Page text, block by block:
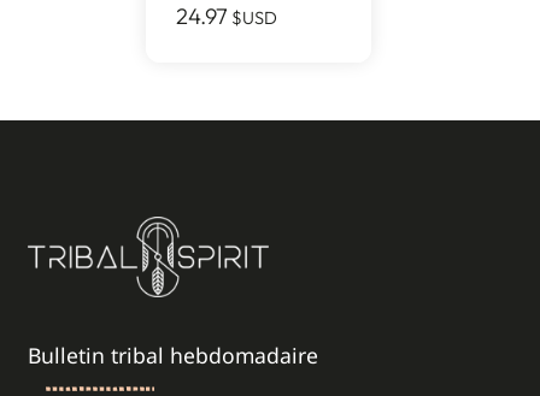
24.97 $USD
Bulletin tribal hebdomadaire